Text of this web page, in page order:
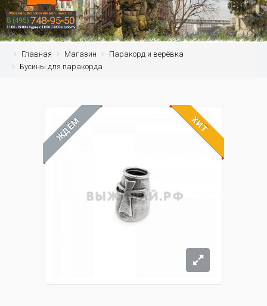
Главная Магазин
Паракорд и верёвка
Бусины для паракорда
ЖДЁМ ХИТ